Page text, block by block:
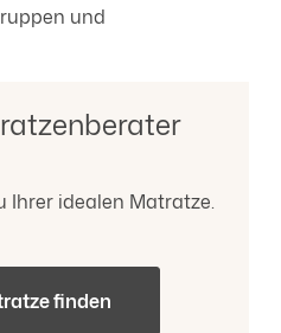
und
Ihrer idealen Matratze.
finden